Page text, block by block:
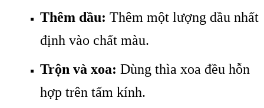
Thêm dầu: Thêm một lượng dầu nhất
định vào chất màu.
Trộn và xoa: Dùng thìa xoa đều hỗn
hợp trên tấm kính.